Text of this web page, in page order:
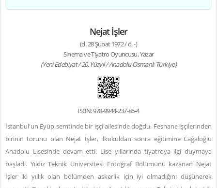
Nejat İşler
(d. 28 Şubat 1972 / ö. -)
Sinema ve Tiyatro Oyuncusu, Yazar
(Yeni Edebiyat / 20. Yüzyıl / Anadolu-Osmanlı-Türkiye)
ISBN: 978-9944-237-86-4
İstanbul'un Eyüp semtinde bir işçi ailesinde doğdu. Feshane işçilerinden
birinin torunu olan Nejat İşler, ilkokuldan sonra eğitimine Cağaloğlu
Anadolu Lisesinde devam etti. Lise yıllarında tiyatroya ilgi duymaya
başladı. Yıldız Teknik Üniversitesi Fotoğraf Bölümünü kazanan Nejat
İşler iki yıllık olan bölümden askerlik için iyi olmadığını düşünerek